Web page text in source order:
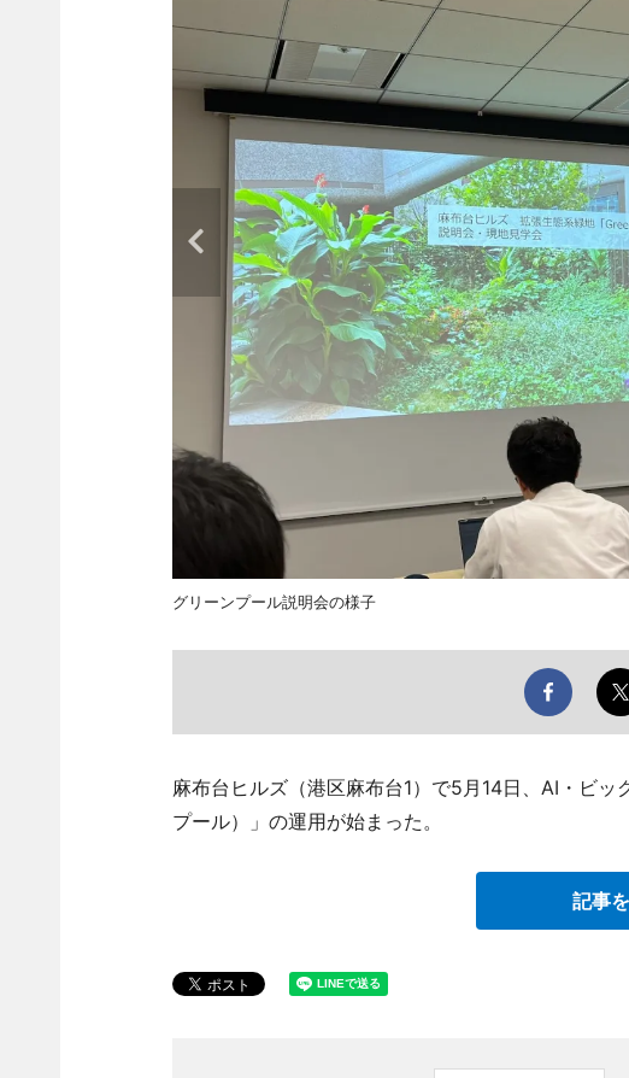
グリーンプール説明会の様子
麻布台ヒルズ（港区麻布台1）で5月14日、AI・ビ
プール）」の運用が始まった。
記事